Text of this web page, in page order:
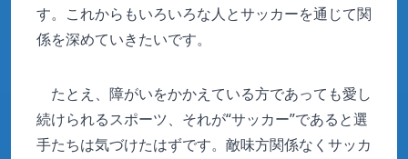
す。これからもいろいろな人とサッカーを通じて関
係を深めていきたいです。
たとえ、障がいをかかえている方であっても愛し
続けられるスポーツ、それが“サッカー”であると選
手たちは気づけたはずです。敵味方関係なくサッカ